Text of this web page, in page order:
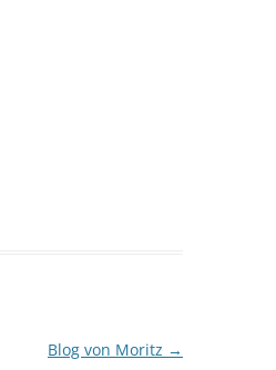
Blog von Moritz →